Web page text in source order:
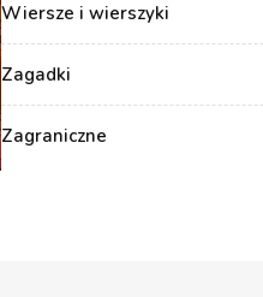
Wiersze i wierszyki
Zagadki
Zagraniczne